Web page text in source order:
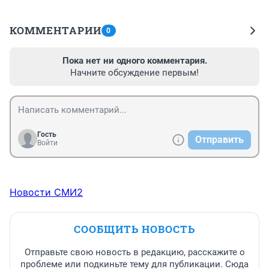
КОММЕНТАРИИ 0
Пока нет ни одного комментария.
Начните обсуждение первым!
Гость
Войти
Отправить
Новости СМИ2
СООБЩИТЬ НОВОСТЬ
Отправьте свою новость в редакцию, расскажите о
проблеме или подкиньте тему для публикации. Сюда